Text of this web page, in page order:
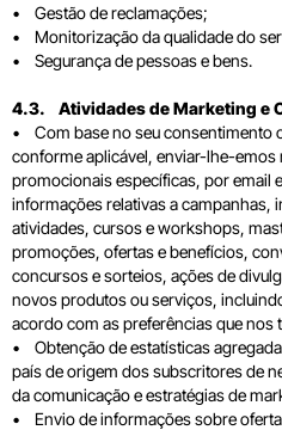
• Gestão de reclamações;
• Monitorização da qualidade do
• Segurança de pessoas e bens.
4.3. Atividades de Marketing e
• Com base no seu consentimento
conforme aplicável, enviar-lhe-
promocionais específicas, por email
informações relativas a campanhas,
atividades, cursos e workshops,
promoções, ofertas e benefícios,
concursos e sorteios, ações de
novos produtos ou serviços,
acordo com as preferências que nos
• Obtenção de estatísticas
país de origem dos subscritores de
da comunicação e estratégias de
• Envio de informações sobre